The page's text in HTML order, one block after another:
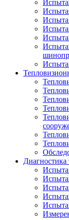
Диагностика